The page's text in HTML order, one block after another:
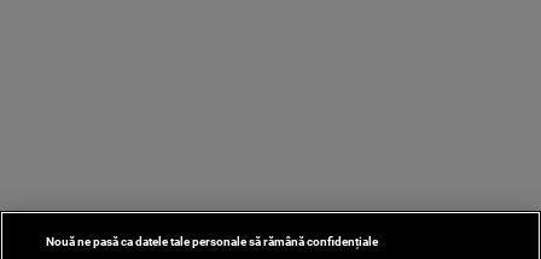
Nouă ne pasă ca datele tale personale să rămână confidențiale